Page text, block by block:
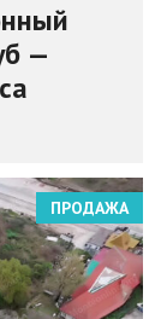
—
ПРОДАЖА